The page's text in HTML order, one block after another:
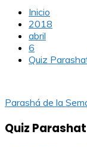
Inicio
2018
abril
6
Quiz
Parashá de la
Quiz